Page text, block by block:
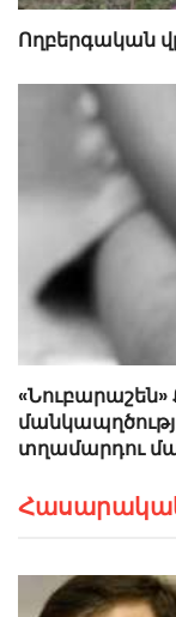
Ողբերգական
«Նուբարաշեն»
տղամարդու